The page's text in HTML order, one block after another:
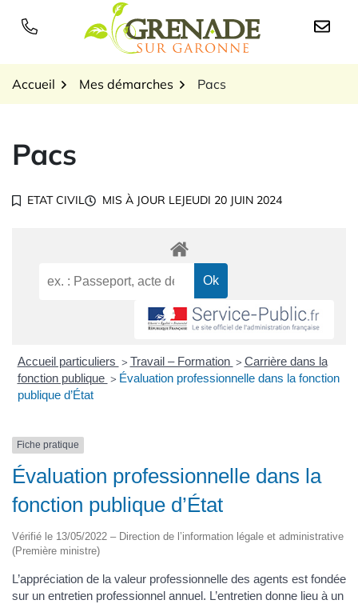
Logo Grenade sur
Accueil Mes démarches Pacs
Pacs
ETAT CIVIL MIS À JOUR LEJEUDI 20 JUIN 2024
Accueil particuliers > Travail – Formation > Carrière dans la
fonction publique > Évaluation professionnelle dans la fonction
publique d’État
Fiche pratique
Évaluation professionnelle dans la
fonction publique d’État
Vérifié le 13/05/2022 – Direction de l’information légale et administrative
(Première ministre)
L’appréciation de la valeur professionnelle des agents est fondée
sur un entretien professionnel annuel. L’entretien donne lieu à un